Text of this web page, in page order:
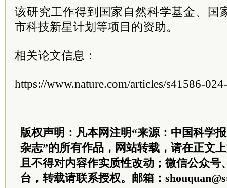
该研究工作得到国家自然科学基金、国
市科技新星计划等项目的资助。
相关论文信息：
https://www.nature.com/articles/s41586-
版权声明：凡本网注明“来源：中国科学
杂志”的所有作品，网站转载，请在正文
且不得对内容作实质性改动；微信公众号
台，转载请联系授权。邮箱：